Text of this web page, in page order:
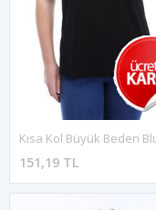
151,19 TL